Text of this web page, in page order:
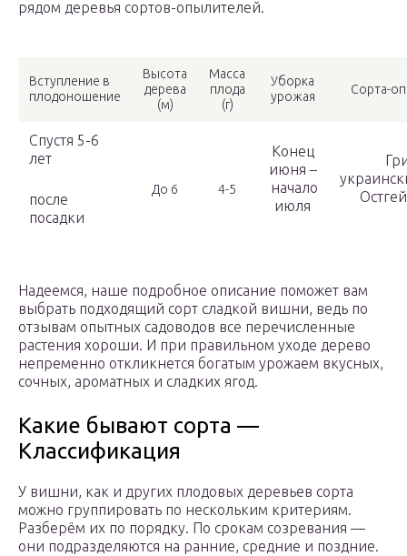
рядом деревья сортов-опылителей.
Вступление в
плодоношение
Высота
дерева
(м)
Масса
плода
(г)
Уборка
урожая
Сорта-
Спустя 5-6
лет
после
посадки
До 6 4-5
Конец
июня –
начало
июля
Надеемся, наше подробное описание поможет вам
выбрать подходящий сорт сладкой вишни, ведь по
отзывам опытных садоводов все перечисленные
растения хороши. И при правильном уходе дерево
непременно откликнется богатым урожаем вкусных,
сочных, ароматных и сладких ягод.
Какие бывают сорта —
Классификация
У вишни, как и других плодовых деревьев сорта
можно группировать по нескольким критериям.
Разберём их по порядку. По срокам созревания —
они подразделяются на ранние, средние и поздние.